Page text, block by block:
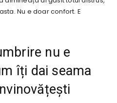
Nu e doar confort. E
nu e
îți dai seama